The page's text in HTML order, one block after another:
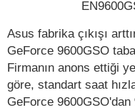
Asus fabrika çıkışı
GeForce 9600GSO
Firmanın anons ettiği
göre, standart saat
GeForce 9600GSO'dan